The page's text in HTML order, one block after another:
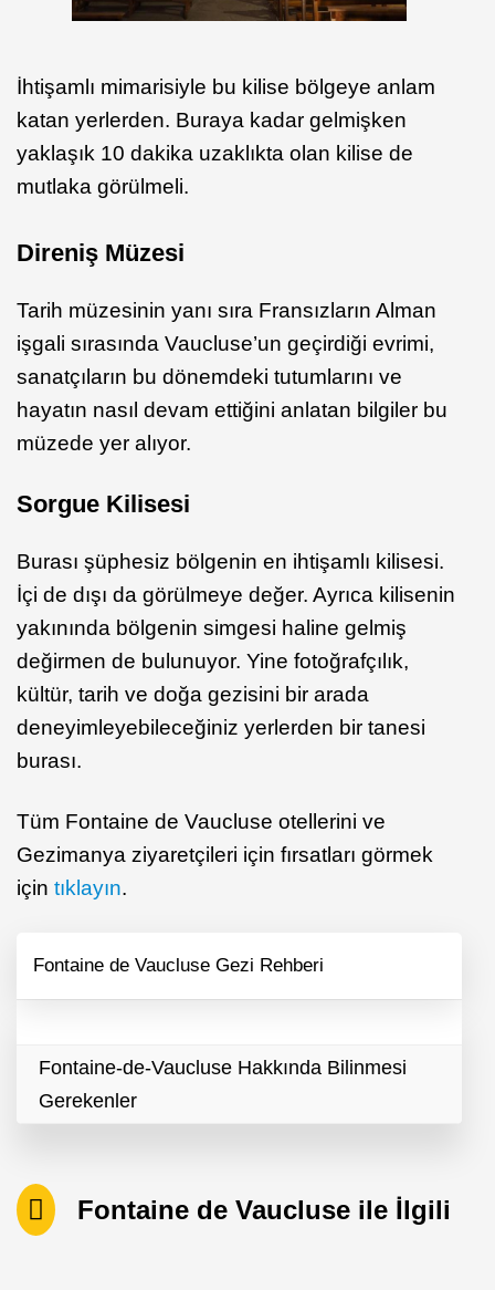
İhtişamlı mimarisiyle bu kilise bölgeye anlam
katan yerlerden. Buraya kadar gelmişken
yaklaşık 10 dakika uzaklıkta olan kilise de
mutlaka görülmeli.
Direniş Müzesi
Tarih müzesinin yanı sıra Fransızların Alman
işgali sırasında Vaucluse’un geçirdiği evrimi,
sanatçıların bu dönemdeki tutumlarını ve
hayatın nasıl devam ettiğini anlatan bilgiler bu
müzede yer alıyor.
Sorgue Kilisesi
Burası şüphesiz bölgenin en ihtişamlı kilisesi.
İçi de dışı da görülmeye değer. Ayrıca kilisenin
yakınında bölgenin simgesi haline gelmiş
değirmen de bulunuyor. Yine fotoğrafçılık,
kültür, tarih ve doğa gezisini bir arada
deneyimleyebileceğiniz yerlerden bir tanesi
burası.
Tüm Fontaine de Vaucluse otellerini ve
Gezimanya ziyaretçileri için fırsatları görmek
için tıklayın.
Fontaine de Vaucluse Gezi Rehberi
Fontaine-de-Vaucluse Hakkında Bilinmesi
Gerekenler
Fontaine de Vaucluse ile İlgili